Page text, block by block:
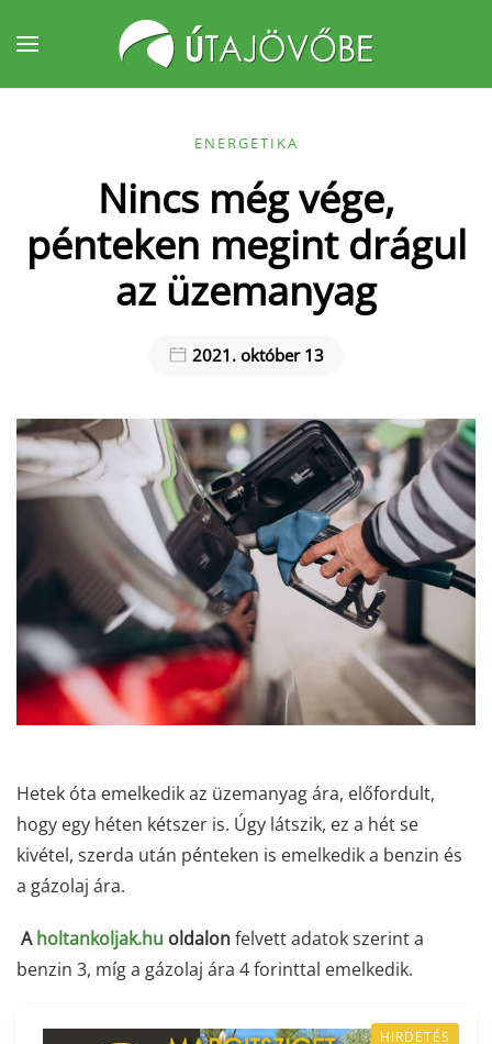
Fő tartalom átugrása
ENERGETIKA
Nincs még vége,
pénteken megint drágul
az üzemanyag
2021. október 13
Hetek óta emelkedik az üzemanyag ára, előfordult,
hogy egy héten kétszer is. Úgy látszik, ez a hét se
kivétel, szerda után pénteken is emelkedik a benzin és
a gázolaj ára.
Aholtankoljak.hu oldalonfelvett adatok szerint a
benzin 3, míg a gázolaj ára 4 forinttal emelkedik.
HIRDETÉS